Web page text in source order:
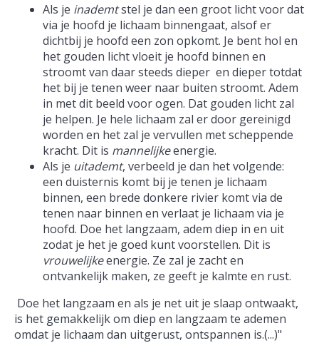
Als je inademtstel je dan een groot licht voor dat
via je hoofd je lichaam binnengaat, alsof er
dichtbij je hoofd een zon opkomt. Je bent hol en
het gouden licht vloeit je hoofd binnen en
stroomt van daar steeds dieper en dieper totdat
het bij je tenen weer naar buiten stroomt. Adem
in met dit beeld voor ogen. Dat gouden licht zal
je helpen. Je hele lichaam zal er door gereinigd
worden en het zal je vervullen met scheppende
kracht. Dit is mannelijkeenergie.
Als je uitademt, verbeeld je dan het volgende:
een duisternis komt bij je tenen je lichaam
binnen, een brede donkere rivier komt via de
tenen naar binnen en verlaat je lichaam via je
hoofd. Doe het langzaam, adem diep in en uit
zodat je het je goed kunt voorstellen. Dit is
vrouwelijkeenergie. Ze zal je zacht en
ontvankelijk maken, ze geeft je kalmte en rust.
Doe het langzaam en als je net uit je slaap ontwaakt,
is het gemakkelijk om diep en langzaam te ademen
omdat je lichaam dan uitgerust, ontspannen is.(...)"